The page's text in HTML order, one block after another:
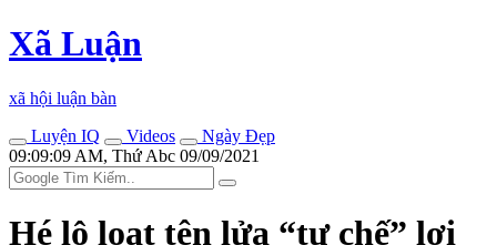
Xã Luận
xã hội luận bàn
Luyện IQ
Videos
Ngày Đẹp
09:09:09 AM, Thứ Abc 09/09/2021
Hé lộ loạt tên lửa “tự chế” lợi